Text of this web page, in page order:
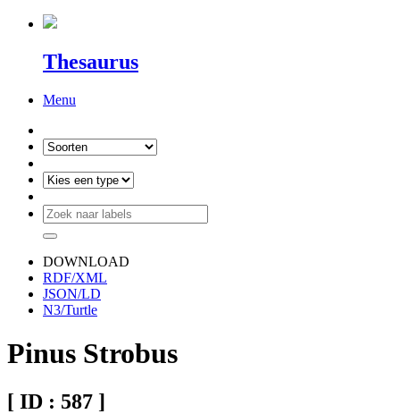
Thesaurus
Menu
DOWNLOAD
RDF/XML
JSON/LD
N3/Turtle
Pinus Strobus
[ ID : 587 ]